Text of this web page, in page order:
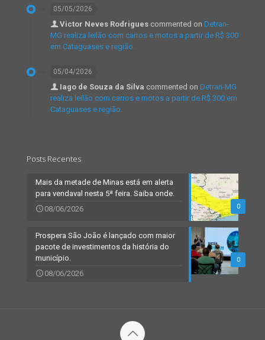
05/05/2026
Victor Neves Rodrigues commented on Detran-
MG realiza leilão com carros e motos a partir de R$ 300
em Cataguases e região.
05/04/2026
Iago de Souza da Silva commented on Detran-MG
realiza leilão com carros e motos a partir de R$ 300 em
Cataguases e região.
Posts Recentes
0
Mais da metade de Minas está em alerta
para vendaval nesta 5ª feira. Saiba onde.
08/06/2026
0
Prospera São João é lançado com maior
pacote de investimentos da história do
município.
08/06/2026